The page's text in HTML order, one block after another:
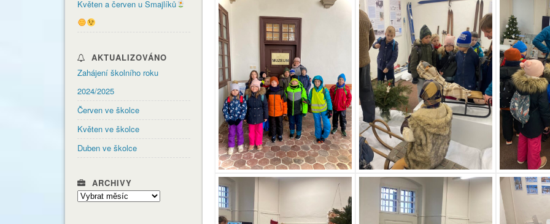
Květen a červen u Smajlíků
AKTUALIZOVÁNO
Zahájení školního roku
2024/2025
Červen ve školce
Květen ve školce
Duben ve školce
ARCHIVY
Archivy